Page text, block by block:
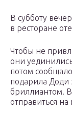
В субботу
в ресторане
Чтобы не
они
потом
подарила Доди
бриллиантом.
отправиться